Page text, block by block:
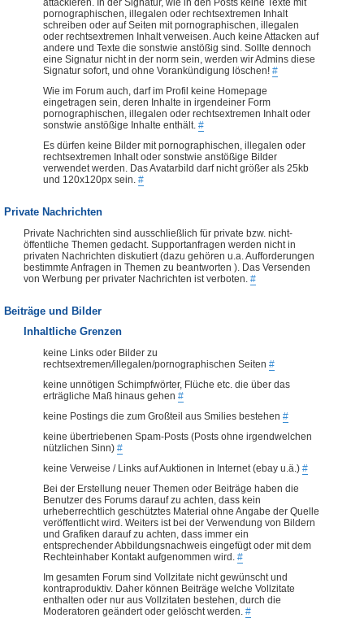
attackieren. In der Signatur, wie in den Posts keine Texte mit
pornographischen, illegalen oder rechtsextremen Inhalt
schreiben oder auf Seiten mit pornographischen, illegalen
oder rechtsextremen Inhalt verweisen. Auch keine Attacken auf
andere und Texte die sonstwie anstößig sind. Sollte dennoch
eine Signatur nicht in der norm sein, werden wir Admins diese
Signatur sofort, und ohne Vorankündigung löschen! #
Wie im Forum auch, darf im Profil keine Homepage
eingetragen sein, deren Inhalte in irgendeiner Form
pornographischen, illegalen oder rechtsextremen Inhalt oder
sonstwie anstößige Inhalte enthält. #
Es dürfen keine Bilder mit pornographischen, illegalen oder
rechtsextremen Inhalt oder sonstwie anstößige Bilder
verwendet werden. Das Avatarbild darf nicht größer als 25kb
und 120x120px sein. #
Private Nachrichten
Private Nachrichten sind ausschließlich für private bzw. nicht-
öffentliche Themen gedacht. Supportanfragen werden nicht in
privaten Nachrichten diskutiert (dazu gehören u.a. Aufforderungen
bestimmte Anfragen in Themen zu beantworten ). Das Versenden
von Werbung per privater Nachrichten ist verboten. #
Beiträge und Bilder
Inhaltliche Grenzen
keine Links oder Bilder zu
rechtsextremen/illegalen/pornographischen Seiten #
keine unnötigen Schimpfwörter, Flüche etc. die über das
erträgliche Maß hinaus gehen #
keine Postings die zum Großteil aus Smilies bestehen #
keine übertriebenen Spam-Posts (Posts ohne irgendwelchen
nützlichen Sinn) #
keine Verweise / Links auf Auktionen in Internet (ebay u.ä.) #
Bei der Erstellung neuer Themen oder Beiträge haben die
Benutzer des Forums darauf zu achten, dass kein
urheberrechtlich geschütztes Material ohne Angabe der Quelle
veröffentlicht wird. Weiters ist bei der Verwendung von Bildern
und Grafiken darauf zu achten, dass immer ein
entsprechender Abbildungsnachweis eingefügt oder mit dem
Rechteinhaber Kontakt aufgenommen wird. #
Im gesamten Forum sind Vollzitate nicht gewünscht und
kontraproduktiv. Daher können Beiträge welche Vollzitate
enthalten oder nur aus Vollzitaten bestehen, durch die
Moderatoren geändert oder gelöscht werden. #